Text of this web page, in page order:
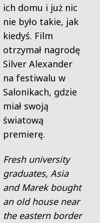
ich domu i już nic
nie było takie, jak
kiedyś. Film
otrzymał nagrodę
Silver Alexander
na festiwalu w
Salonikach, gdzie
miał swoją
światową
premierę.
Fresh university
graduates, Asia
and Marek bought
an old house near
the eastern border